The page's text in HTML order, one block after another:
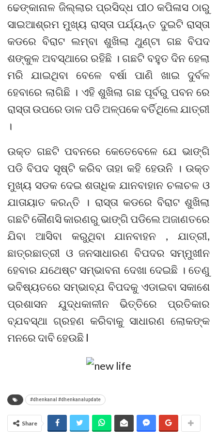
ଢେଙ୍କାନାଳ ଜିଲ୍ଲାର ପ୍ରସିଦ୍ଧ ପୀଠ କପିଳାସ ଠାରୁ
ସାଇଆଶ୍ରମ ମୁଖ୍ୟ ରାସ୍ତା ପର୍ଯ୍ୟନ୍ତ ଦୁଇଟି ରାସ୍ତା
କଡରେ ବିରାଟ ଲମ୍ବା ଶୁଖିଲା ଥୁଣ୍ଟା ଗଛ ବିପଦ
ଶଙ୍କୁଳ ଅବସ୍ଥାରେ ରହିଛି । ଗଛଟି ବହୁତ ଦିନ ହେଲା
ମରି ଯାଇଥିବା ବେଳେ ବର୍ଷା ପାଣି ଖାଇ ଦୁର୍ବଳ
ହେବାରେ ଲାଗିଛି । ଏହି ଶୁଖିଲା ଗଛ ପୂର୍ବରୁ ପବନ ରେ
ରାସ୍ତା ଉପରେ ଡାଳ ପଡି ଅଳ୍ପକେ ବର୍ତିଥିଲେ ଯାତ୍ରୀ
।
ଉକ୍ତ ଗଛଟି ପବନରେ କେତେବେଳେ ଯେ ଭାଙ୍ଗି
ପଡି ବିପଦ ସୃଷ୍ଟି କରିବ ତାହା କହି ହେଉନି । ଉକ୍ତ
ମୁଖ୍ୟ ସଡକ ଦେଇ ଶତାଧିକ ଯାନବାହାନ ଚଳାଚଳ ଓ
ଯାତାୟାତ କରନ୍ତି । ରାସ୍ତା କଡରେ ବିରାଟ ଶୁଖିଲା
ଗଛଟି କୌଣସି କାରଣରୁ ଭାଙ୍ଗି ପଡିଲେ ଅଜାଣତରେ
ଯିବା ଆସିବା କରୁଥିବା ଯାନବାହନ , ଯାତ୍ରୀ,
ଛାତ୍ରଛାତ୍ରୀ ଓ ଜନସାଧାରଣ ବିପଦର ସମ୍ମୁଖୀନ
ହେବାର ଯଥେଷ୍ଟ ସମ୍ଭାବନା ଦେଖା ଦେଇଛି । ତେଣୁ
ଭବିଷ୍ୟତରେ ସମ୍ଭାବ୍ଯ ବିପଦକୁ ଏଡାଇବା ସକାଶେ
ପ୍ରଶାସନ ଯୁଦ୍ଧକାଳୀନ ଭିତ୍ତିରେ ପ୍ରତିକାର
ବ୍ଯବସ୍ଥା ଗ୍ରହଣ କରିବାକୁ ସାଧାରଣ ଲୋକଙ୍କ
ମନରେ ଦାବି ହେଉଛି l
#dhenkanal #dhenkanalupdate
Share